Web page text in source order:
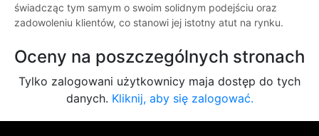
świadcząc tym samym o swoim solidnym podejściu oraz
zadowoleniu klientów, co stanowi jej istotny atut na rynku.
Oceny na poszczególnych stronach
Tylko zalogowani użytkownicy maja dostęp do tych
danych. Kliknij, aby się zalogować.